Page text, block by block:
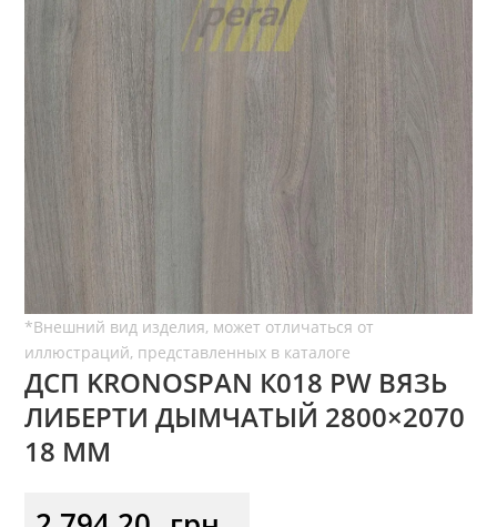
ДСП KRONOSPAN К018 PW ВЯЗЬ
ЛИБЕРТИ ДЫМЧАТЫЙ 2800×2070
18 ММ